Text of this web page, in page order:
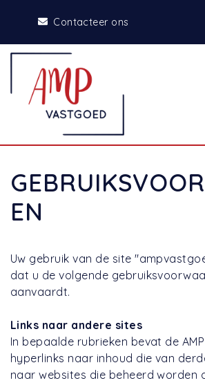
Contacteer ons
EN
Uw gebruik van de site
dat u de volgende
aanvaardt.
Links naar andere sites
In bepaalde rubrieken bevat de
hyperlinks naar inhoud die van
naar websites die beheerd worden